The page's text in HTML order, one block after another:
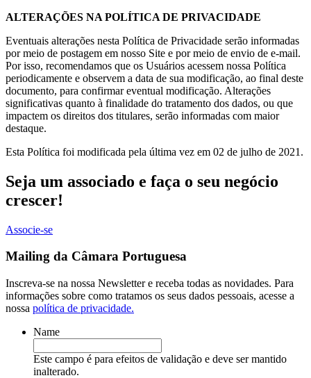
ALTERAÇÕES NA POLÍTICA DE PRIVACIDADE
Eventuais alterações nesta Política de Privacidade serão informadas
por meio de postagem em nosso Site e por meio de envio de e-mail.
Por isso, recomendamos que os Usuários acessem nossa Política
periodicamente e observem a data de sua modificação, ao final deste
documento, para confirmar eventual modificação. Alterações
significativas quanto à finalidade do tratamento dos dados, ou que
impactem os direitos dos titulares, serão informadas com maior
destaque.
Esta Política foi modificada pela última vez em 02 de julho de 2021.
Seja um associado e faça o seu negócio
crescer!
Associe-se
Mailing da Câmara Portuguesa
Inscreva-se na nossa Newsletter e receba todas as novidades. Para
informações sobre como tratamos os seus dados pessoais, acesse a
nossa política de privacidade.
Name
Este campo é para efeitos de validação e deve ser mantido
inalterado.